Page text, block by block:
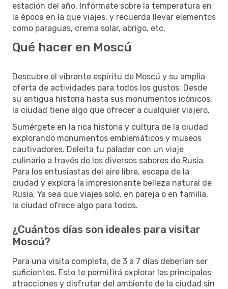
estación del año. Infórmate sobre la temperatura en
la época en la que viajes, y recuerda llevar elementos
como paraguas, crema solar, abrigo, etc.
Qué hacer en Moscú
Descubre el vibrante espíritu de Moscú y su amplia
oferta de actividades para todos los gustos. Desde
su antigua historia hasta sus monumentos icónicos,
la ciudad tiene algo que ofrecer a cualquier viajero.
Sumérgete en la rica historia y cultura de la ciudad
explorando monumentos emblemáticos y museos
cautivadores. Deleita tu paladar con un viaje
culinario a través de los diversos sabores de Rusia.
Para los entusiastas del aire libre, escapa de la
ciudad y explora la impresionante belleza natural de
Rusia. Ya sea que viajes solo, en pareja o en familia,
la ciudad ofrece algo para todos.
¿Cuántos días son ideales para visitar
Moscú?
Para una visita completa, de 3 a 7 días deberían ser
suficientes. Esto te permitirá explorar las principales
atracciones y disfrutar del ambiente de la ciudad sin